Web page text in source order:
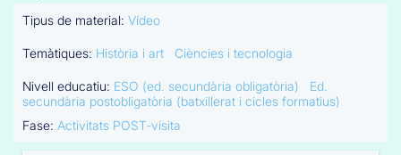
Tipus de material: Vídeo
Temàtiques: Història i art Ciències i tecnologia
Nivell educatiu: ESO (ed. secundària obligatòria)
Ed.
secundària postobligatòria (batxillerat i cicles formatius)
Fase: Activitats POST-visita